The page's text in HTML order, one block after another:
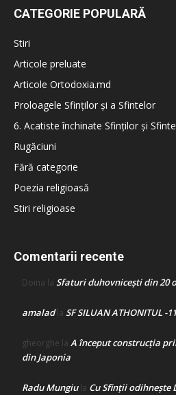
CATEGORIE POPULARĂ
Stiri
Articole preluate
Articole Ortodoxia.md
Proloagele Sfinților și a Sfintelor
6. Acatiste închinate Sfinților și
Rugăciuni
Fără categorie
Poezia religioasă
Stiri religioase
Comentarii recente
Doina la Sfaturi duhovnicești din 20
amaladla SF SILUAN ATHONITUL -
gheorghe la A început construcţia
din Japonia
Radu Mungiula Cu Sfinții odihnește